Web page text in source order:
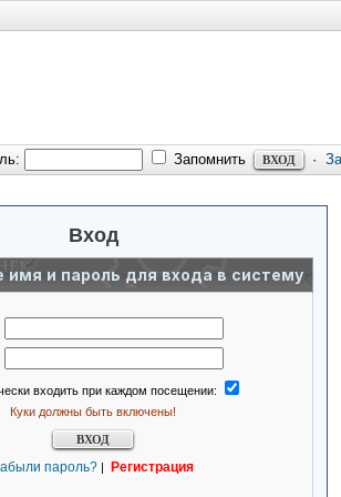
Запомнить ·
Вход
имя и пароль для входа в систему
входить при каждом посещении:
Куки должны быть включены!
пароль? | Регистрация